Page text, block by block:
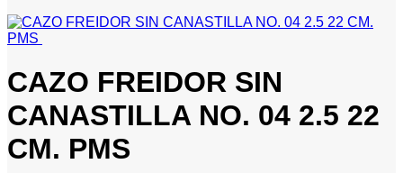
CAZO FREIDOR SIN
CANASTILLA NO. 04 2.5 22
CM. PMS